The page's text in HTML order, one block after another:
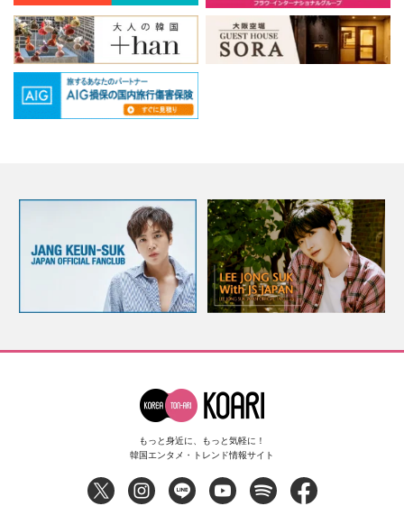
もっと身近に、もっと気軽に！
韓国エンタメ・トレンド情報サイト